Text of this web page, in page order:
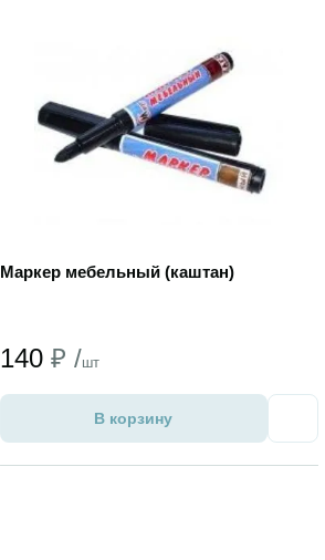
Маркер мебельный (каштан)
140 ₽ /шт
В корзину